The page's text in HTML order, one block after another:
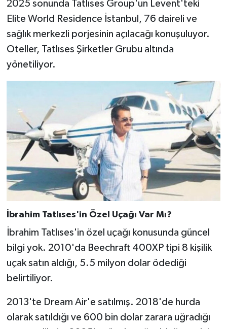
2025 sonunda Tatlıses Group'un Levent'teki
Elite World Residence İstanbul, 76 daireli ve
sağlık merkezli porjesinin açılacağı konuşuluyor.
Oteller, Tatlıses Şirketler Grubu altında
yönetiliyor.
İbrahim Tatlıses'in Özel Uçağı Var Mı?
İbrahim Tatlıses'in özel uçağı konusunda güncel
bilgi yok. 2010'da Beechraft 400XP tipi 8 kişilik
uçak satın aldığı, 5.5 milyon dolar ödediği
belirtiliyor.
2013'te Dream Air'e satılmış. 2018'de hurda
olarak satıldığı ve 600 bin dolar zarara uğradığı